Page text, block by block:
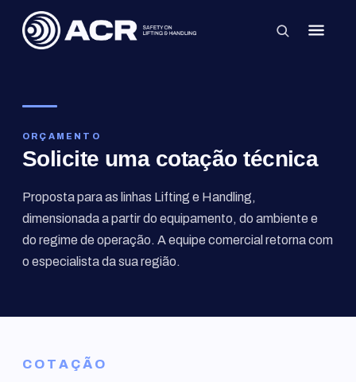
ORÇAMENTO
Solicite uma cotação técnica
Proposta para as linhas Lifting e Handling,
dimensionada a partir do equipamento, do ambiente e
do regime de operação. A equipe comercial retorna com
o especialista da sua região.
COTAÇÃO